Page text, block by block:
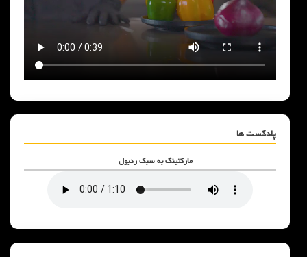
پادکست ها
مارکتینگ به سبک ردبول